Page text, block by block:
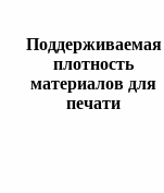
Поддерживаемая
плотность
материалов для
печати